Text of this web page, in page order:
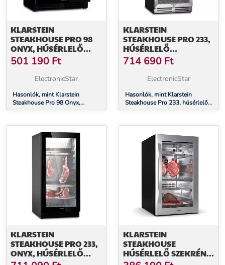
KLARSTEIN
STEAKHOUSE PRO 98
ONYX, HÚSÉRLELŐ
HŰTŐSZEKRÉNY, 1
ZÓNA, 98 LITER, 1-25°C,
ÉRINTŐKÉPERNYŐ,
501 190 Ft
ElectronicStar
Hasonlók, mint Klarstein
Steakhouse Pro 98 Onyx,
húsérlelő hűtőszekrény, 1 zóna,
panoráma ablak
KLARSTEIN
STEAKHOUSE PRO 233,
HÚSÉRLELŐ
HŰTŐSZEKRÉNY, 1
ZÓNA, 233 LITER, 1-25
°C, ÉRINTŐKÉPERNYŐS
ABLAK
714 690 Ft
ElectronicStar
Hasonlók, mint Klarstein
Steakhouse Pro 233, húsérlelő
hűtőszekrény, 1 zóna, 233 liter,
panoráma ablak
KLARSTEIN
STEAKHOUSE PRO 233,
ONYX, HÚSÉRLELŐ
KLARSTEIN
STEAKHOUSE
HÚSÉRLELŐ SZEKRÉNY,